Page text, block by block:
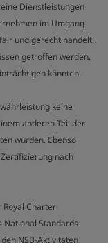
Dienstleistungen
im Umgang
und gerecht handelt.
getroffen werden,
könnten.
keine
anderen Teil der
wurden. Ebenso
nach
Royal Charter
Standards
NSB-Aktivitäten